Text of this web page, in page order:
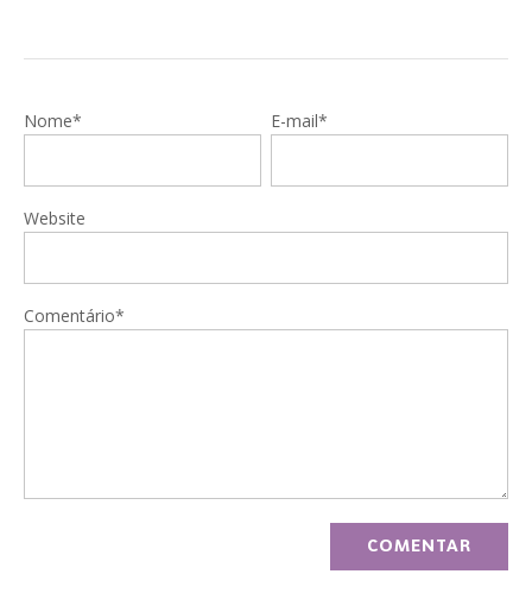
Nome* E-mail*
Website
Comentário*